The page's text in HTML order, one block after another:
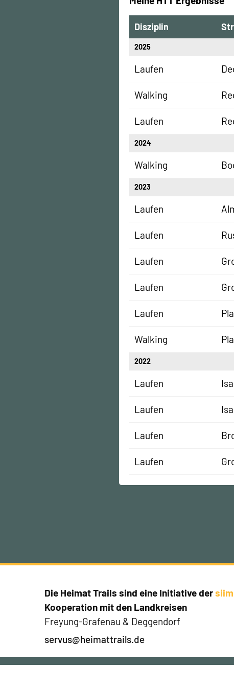
Disziplin
2025
Laufen
Walking
Laufen
2024
Walking
2023
Laufen
Laufen
Laufen
Laufen
Laufen
Walking
2022
Laufen
Laufen
Laufen
Laufen
Die Heimat Trails sind eine Initiative der
Kooperation mit den Landkreisen
Freyung-Grafenau & Deggendorf
servus@heimattrails.de